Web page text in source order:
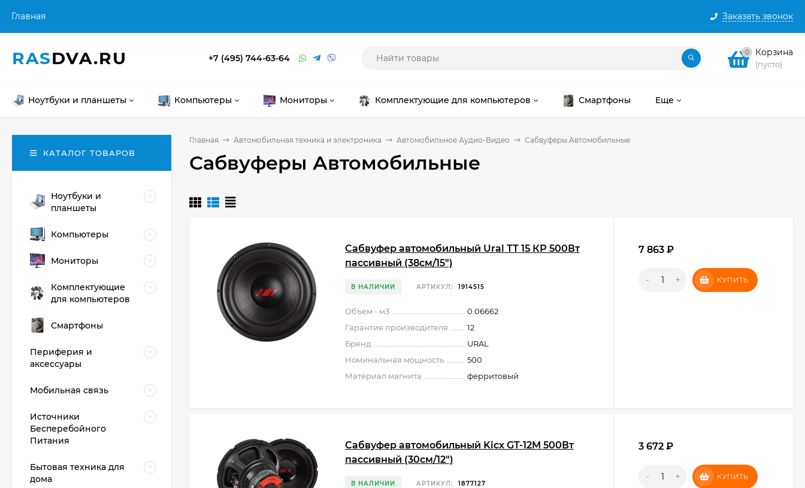
Заказать звонок
Главная
RASDVA.RU +7 (495) 744-63-64 0 Корзина
(пусто)
Ноутбуки и планшеты Компьютеры Мониторы Комплектующие для компьютеров Смартфоны Еще
Главная Автомобильная техника и электроника Автомобильное Аудио-Видео Сабвуферы Автомобильные
Сабвуферы Автомобильные
Сабвуфер автомобильный Ural ТТ 15 КР 500Вт
пассивный (38см/15")
В НАЛИЧИИ АРТИКУЛ: 1914515
Объем - м3
0.06662
Гарантия производителя
12
Бренд
URAL
Номинальная мощность
500
Материал магнита
ферритовый
7 863 ₽
- + КУПИТЬ
Сабвуфер автомобильный Kicx GT-12M 500Вт
пассивный (30см/12")
В НАЛИЧИИ АРТИКУЛ: 1877127
3 672 ₽
- + КУПИТЬ
КАТАЛОГ ТОВАРОВ
Ноутбуки и
планшеты
Компьютеры
Мониторы
Комплектующие
для компьютеров
Смартфоны
Периферия и
аксессуары
Мобильная связь
Источники
Бесперебойного
Питания
Бытовая техника для
дома